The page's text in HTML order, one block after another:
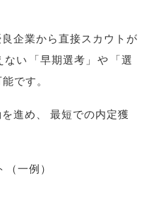
企業から直接スカウトが
ない 「早期選考 」 や 「選
です。
進め
最短での内定獲
（一例）